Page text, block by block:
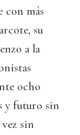
con más
su
a la
ocho
y futuro sin
sin